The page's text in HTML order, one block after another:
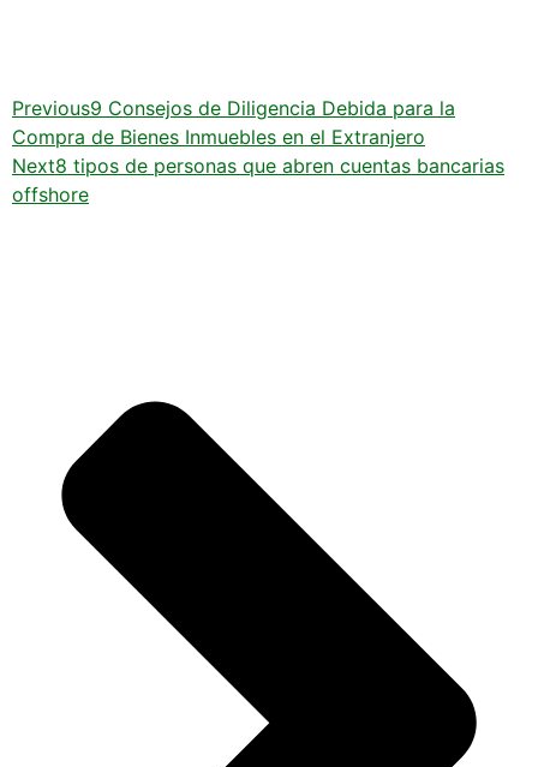
Previous9 Consejos de Diligencia Debida para la
Compra de Bienes Inmuebles en el Extranjero
Next8 tipos de personas que abren cuentas bancarias
offshore